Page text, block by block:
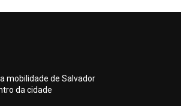
mobilidade de Salvador
da cidade